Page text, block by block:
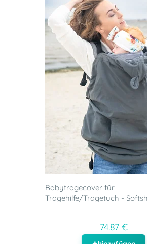
Babytragecover für
Tragehilfe/Tragetuch -
74.87 €